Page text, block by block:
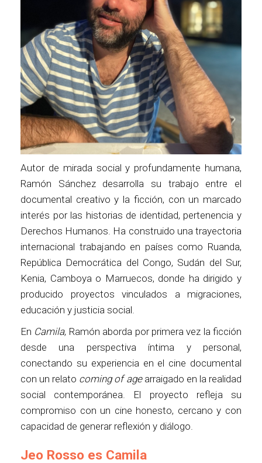
Autor de mirada social y profundamente humana,
Ramón Sánchez desarrolla su trabajo entre el
documental creativo y la ficción, con un marcado
interés por las historias de identidad, pertenencia y
Derechos Humanos. Ha construido una trayectoria
internacional trabajando en países como Ruanda,
República Democrática del Congo, Sudán del Sur,
Kenia, Camboya o Marruecos, donde ha dirigido y
producido proyectos vinculados a migraciones,
educación y justicia social.
En Camila, Ramón aborda por primera vez la ficción
desde una perspectiva íntima y personal,
conectando su experiencia en el cine documental
con un relato coming of agearraigado en la realidad
social contemporánea. El proyecto refleja su
compromiso con un cine honesto, cercano y con
capacidad de generar reflexión y diálogo.
Jeo Rosso es Camila